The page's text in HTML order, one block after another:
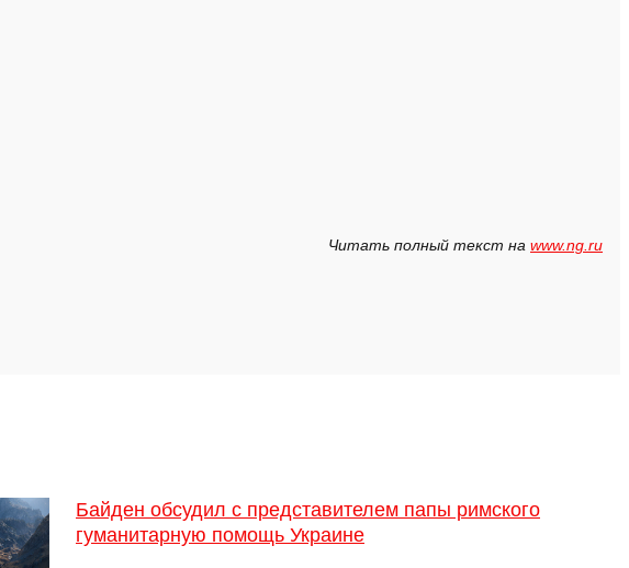
Читать полный текст на www.ng.ru
Байден обсудил с представителем папы римского
гуманитарную помощь Украине